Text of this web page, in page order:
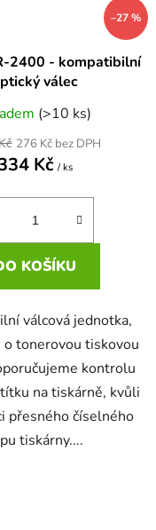
–27 %
2400 - kompatibilní
válec
(>10 ks)
276 Kč bez DPH
Kč/ ks
KOŠÍKU
válcová jednotka,
o tonerovou tiskovou
kontrolu
na tiskárně, kvůli
přesného číselného
tiskárny....